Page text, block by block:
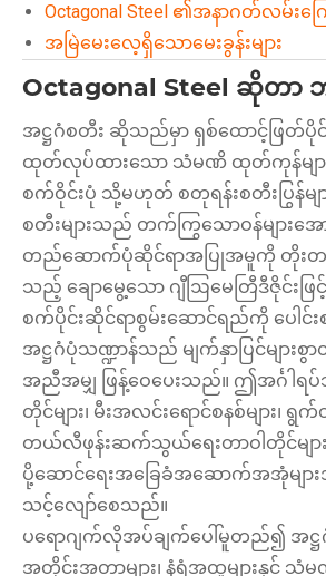
Octagonal Steel ၏အနာဂတ်လမ်းကြေ
အမြဲမေးလေ့ရှိသောမေးခွန်းများ
Octagonal Steel ဆိုတာ
အဋ္ဌဂံစတီး ဆိုသည်မှာ ရှစ်ထောင့်ဖြတ်ပိုင်
ထုတ်လုပ်ထားသော သံမဏိ ထုတ်ကုန်မျ
စက်ဝိုင်းပုံ သို့မဟုတ် စတုရန်းစတီးပြွန်မျ
စတီးများသည် တက်ကြွသောဝန်များအ
တည်ဆောက်ပုံဆိုင်ရာအပြုအမူကို တိုးတ
သည့် ချောမွေ့သော ဂျီဩမေတြီဒီဇိုင်းဖြ
စက်ပိုင်းဆိုင်ရာစွမ်းဆောင်ရည်ကို ပေါင်
အဋ္ဌဂံပုံသဏ္ဍာန်သည် မျက်နှာပြင်များစွ
အညီအမျှ ဖြန့်ဝေပေးသည်။ ဤအင်္ဂါ
တိုင်များ၊ မီးအလင်းရောင်စနစ်များ၊ ရွက်
တယ်လီဖုန်းဆက်သွယ်ရေးတာဝါတိုင်မျ
ပို့ဆောင်ရေးအခြေခံအဆောက်အအုံမျ
သင့်လျော်စေသည်။
ပရောဂျက်လိုအပ်ချက်ပေါ်မူတည်၍ အဋ္ဌ
အတိုင်းအတာများ၊ နံရံအထူများနှင့် သံမ